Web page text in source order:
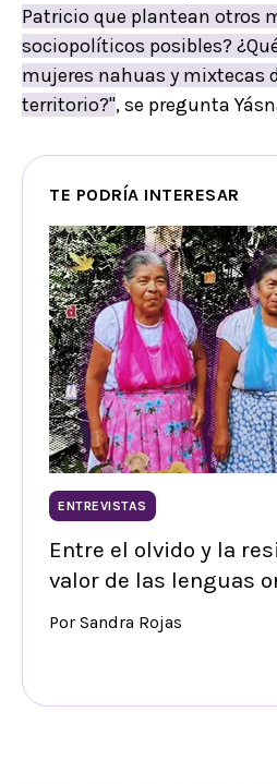
Patricio que plantean otros
sociopolíticos posibles?
mujeres nahuas y mixtecas
territorio?", se pregunta
TE PODRÍA INTERESAR
ENTREVISTAS
Entre el olvido y la
valor de las lenguas
Por Sandra Rojas